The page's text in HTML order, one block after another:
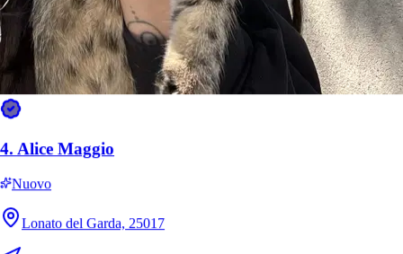
a 4,7 km di distanza
15 €da
4. Alice Maggio
Nuovo
Lonato del Garda, 25017